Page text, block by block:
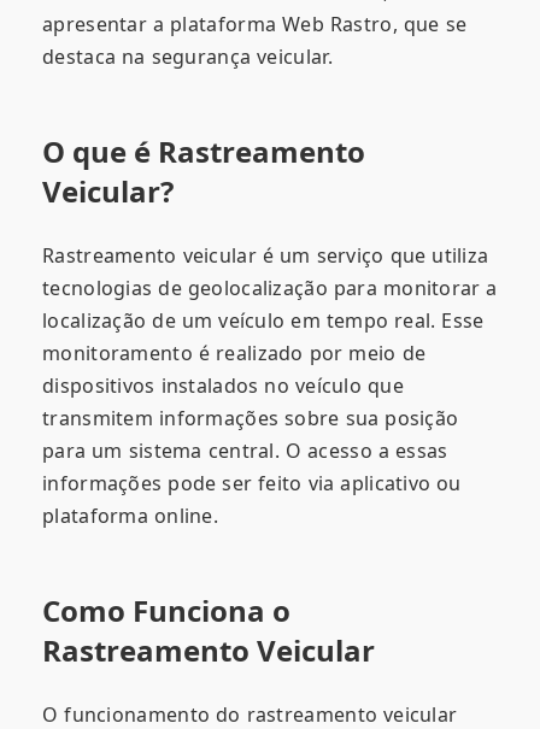
apresentar a plataforma Web Rastro, que se
destaca na segurança veicular.
O que é Rastreamento
Veicular?
Rastreamento veicular é um serviço que utiliza
tecnologias de geolocalização para monitorar a
localização de um veículo em tempo real. Esse
monitoramento é realizado por meio de
dispositivos instalados no veículo que
transmitem informações sobre sua posição
para um sistema central. O acesso a essas
informações pode ser feito via aplicativo ou
plataforma online.
Como Funciona o
Rastreamento Veicular
O funcionamento do rastreamento veicular